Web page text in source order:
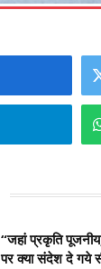
“जहां प्रकृति
पर क्या संदेश दे गये